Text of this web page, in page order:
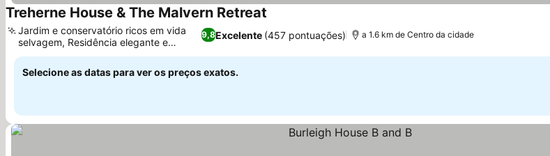
Treherne House & The Malvern Retreat
9,8Excelente (457 pontuações)
Jardim e conservatório ricos em vida
selvagem, Residência elegante e
redesenhada
a 1.6 km de Centro da cidade
Selecione as datas para ver os preços exatos.